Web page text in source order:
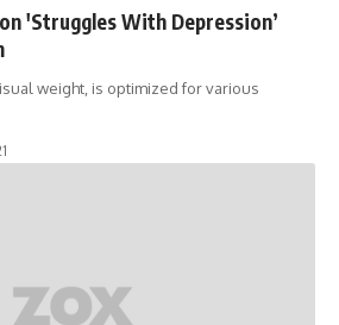
'Struggles With Depression’
weight, is optimized for various